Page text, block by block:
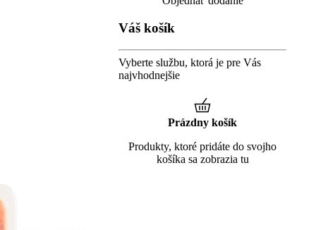
Váš košík
Vyberte službu, ktorá je pre Vás
najvhodnejšie
Prázdny košík
Produkty, ktoré pridáte do svojho
košíka sa zobrazia tu